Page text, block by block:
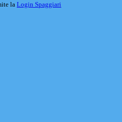
la Login Spaggiari